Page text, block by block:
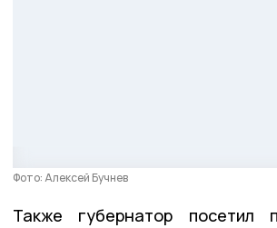
Фото: Алексей Бучнев
Также губернатор посетил